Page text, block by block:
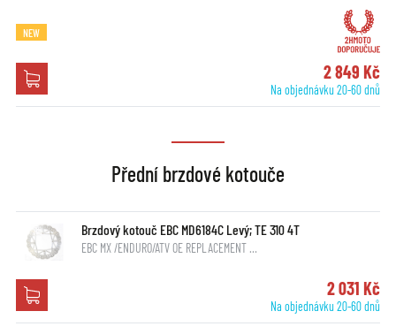
NEW
2 849 Kč
Na objednávku 20-60 dnů
Přední brzdové kotouče
Brzdový kotouč EBC MD6184C Levý; TE 310 4T
EBC MX /ENDURO/ATV OE REPLACEMENT …
2 031 Kč
Na objednávku 20-60 dnů